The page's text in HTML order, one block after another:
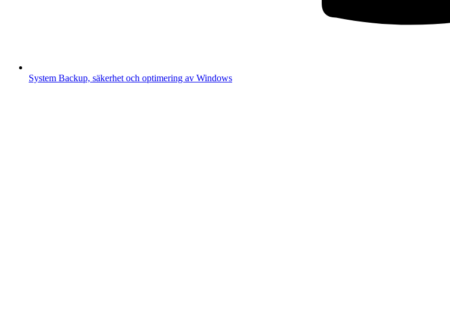
System Backup, säkerhet och optimering av Windows